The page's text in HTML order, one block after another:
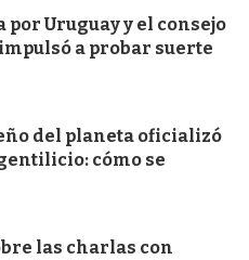
Uruguay y el consejo
a probar suerte
del planeta oficializó
cómo se
las charlas con